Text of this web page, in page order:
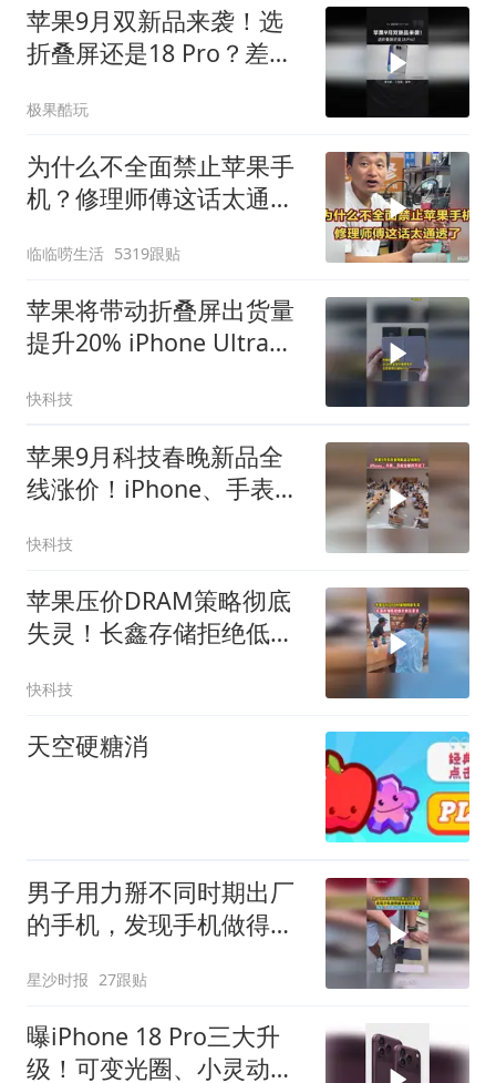
苹果9月双新品来袭！选
折叠屏还是18 Pro？差距
极果酷玩
为什么不全面禁止苹果手
机？修理师傅这话太通透
临临唠生活 5319跟贴
苹果将带动折叠屏出货量
提升20% iPhone Ultra备
快科技
苹果9月科技春晚新品全
线涨价！iPhone、手表、
快科技
苹果压价DRAM策略彻底
失灵！长鑫存储拒绝低价
快科技
天空硬糖消
男子用力掰不同时期出厂
的手机，发现手机做得越
试成本有点高啊
星沙时报 27跟贴
曝iPhone 18 Pro三大升
级！可变光圈、小灵动